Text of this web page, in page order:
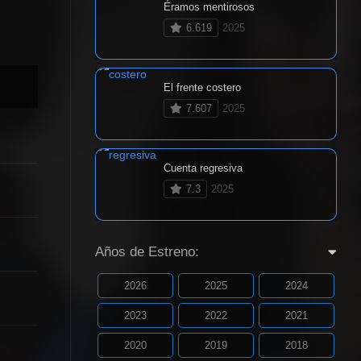
Éramos mentirosos
6.619
2025
El frente costero
7.607
2025
Cuenta regresiva
7.3
2025
Años de Estreno:
2026 2025 2024
2023 2022 2021
2020 2019 2018